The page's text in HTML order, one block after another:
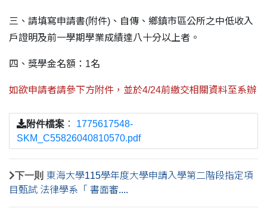
三、請填寫申請書(附件)、自傳、鄉鎮市區公所之中低收入
戶證明及前一學期學業成績達八十分以上者。
四、獎學金名額：1名
如欲申請者請參下方附件，並於4/24前繳交相關資料至系辦
附件檔案 ： 1775617548-
SKM_C55826040810570.pdf
下一則 東海大學115學年度大學申請入學第二階段指定項
目甄試 法律學系「 書面審....